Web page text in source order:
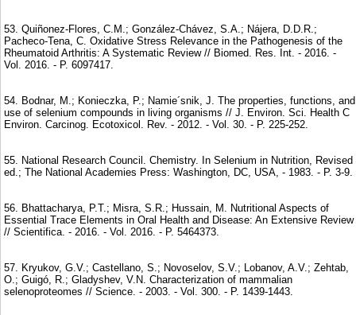
53. Quiñonez-Flores, C.M.; González-Chávez, S.A.; Nájera, D.D.R.;
Pacheco-Tena, C. Oxidative Stress Relevance in the Pathogenesis of the
Rheumatoid Arthritis: A Systematic Review // Biomed. Res. Int. - 2016. -
Vol. 2016. - P. 6097417.
54. Bodnar, M.; Konieczka, P.; Namie´snik, J. The properties, functions, and
use of selenium compounds in living organisms // J. Environ. Sci. Health C
Environ. Carcinog. Ecotoxicol. Rev. - 2012. - Vol. 30. - P. 225-252.
55. National Research Council. Chemistry. In Selenium in Nutrition, Revised
ed.; The National Academies Press: Washington, DC, USA, - 1983. - P. 3-9.
56. Bhattacharya, P.T.; Misra, S.R.; Hussain, M. Nutritional Aspects of
Essential Trace Elements in Oral Health and Disease: An Extensive Review
// Scientifica. - 2016. - Vol. 2016. - P. 5464373.
57. Kryukov, G.V.; Castellano, S.; Novoselov, S.V.; Lobanov, A.V.; Zehtab,
O.; Guigó, R.; Gladyshev, V.N. Characterization of mammalian
selenoproteomes // Science. - 2003. - Vol. 300. - P. 1439-1443.